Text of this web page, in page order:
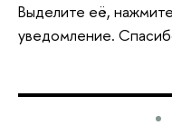
Выделите её,
уведомление.